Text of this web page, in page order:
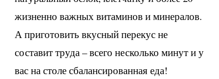
жизненно важных витаминов и минералов.
А приготовить вкусный перекус не
составит труда – всего несколько минут и у
вас на столе сбалансированная еда!